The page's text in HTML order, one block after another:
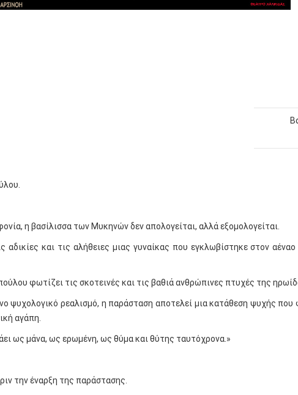
η βασίλισσα των Μυκηνών δεν απολογείται, αλλά εξομολογείται.
και τις αλήθειες μιας γυναίκας που εγκλωβίστηκε στον
φωτίζει τις σκοτεινές και τις βαθιά ανθρώπινες πτυχές της
ψυχολογικό ρεαλισμό, η παράσταση αποτελεί μια κατάθεση ψυχής που
αγάπη.
ως μάνα, ως ερωμένη, ως θύμα και θύτης ταυτόχρονα.»
την έναρξη της παράστασης.